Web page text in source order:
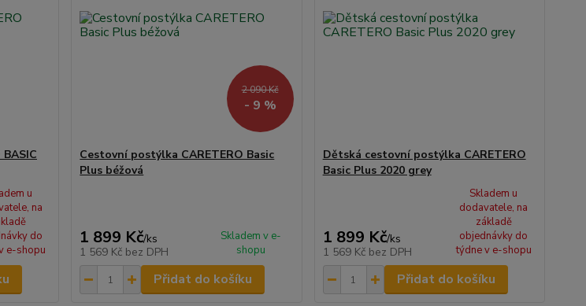
u
na
do
e-shopu
2 090 Kč
- 9 %
Cestovní postýlka CARETERO Basic
Plus béžová
1 899 Kč/ks
1 569 Kč bez DPH
Skladem v e-
shopu
Přidat do košíku
Dětská cestovní postýlka CARETERO
Basic Plus 2020 grey
1 899 Kč/ks
1 569 Kč bez DPH
Skladem u
dodavatele, na
základě
objednávky do
týdne v e-shopu
Přidat do košíku